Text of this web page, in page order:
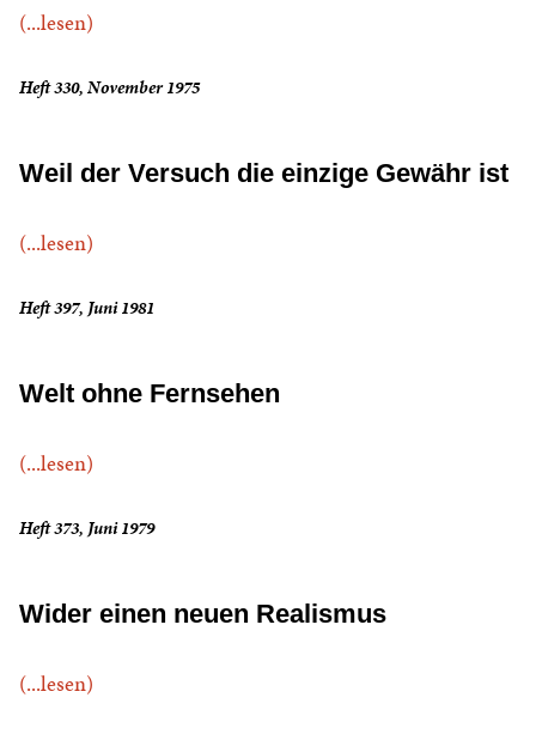
(...lesen)
Heft 330, November 1975
Weil der Versuch die einzige Gewähr ist
(...lesen)
Heft 397, Juni 1981
Welt ohne Fernsehen
(...lesen)
Heft 373, Juni 1979
Wider einen neuen Realismus
(...lesen)